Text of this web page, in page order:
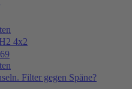
4x2
Filter gegen Späne?